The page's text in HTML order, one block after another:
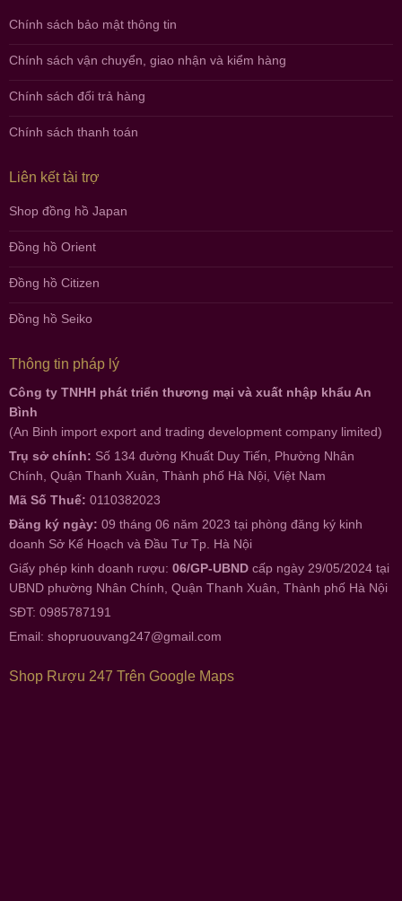
Chính sách bảo mật thông tin
Chính sách vận chuyển, giao nhận và kiểm hàng
Chính sách đổi trả hàng
Chính sách thanh toán
Liên kết tài trợ
Shop đồng hồ Japan
Đồng hồ Orient
Đồng hồ Citizen
Đồng hồ Seiko
Thông tin pháp lý
Công ty TNHH phát triển thương mại và xuất nhập khẩu An
Bình
(An Binh import export and trading development company limited)
Trụ sở chính: Số 134 đường Khuất Duy Tiến, Phường Nhân
Chính, Quận Thanh Xuân, Thành phố Hà Nội, Việt Nam
Mã Số Thuế: 0110382023
Đăng ký ngày: 09 tháng 06 năm 2023 tại phòng đăng ký kinh
doanh Sở Kế Hoạch và Đầu Tư Tp. Hà Nội
Giấy phép kinh doanh rượu: 06/GP-UBND cấp ngày 29/05/2024 tại
UBND phường Nhân Chính, Quận Thanh Xuân, Thành phố Hà Nội
SĐT: 0985787191
Email: shopruouvang247@gmail.com
Shop Rượu 247 Trên Google Maps